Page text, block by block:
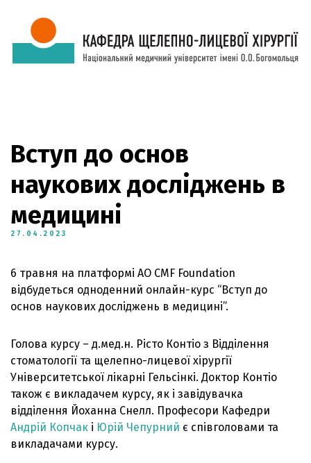
Вступ до основ
наукових досліджень в
медицині
27.04.2023
6 травня на платформі AO CMF Foundation
відбудеться одноденний онлайн-курс “Вступ до
основ наукових досліджень в медицині”.
Голова курсу – д.мед.н. Рісто Контіо з Відділення
стоматології та щелепно-лицевої хірургії
Університетської лікарні Гельсінкі. Доктор Контіо
також є викладачем курсу, як і завідувачка
відділення Йоханна Снелл. Професори Кафедри
Андрій Копчак і Юрій Чепурний є співголовами та
викладачами курсу.